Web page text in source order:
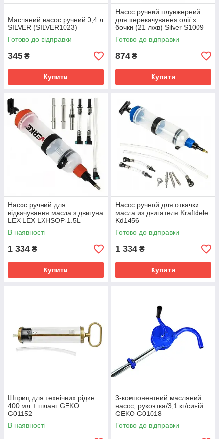
Масляний насос ручний 0,4 л
SILVER (SILVER1023)
Готово до відправки
345 ₴
Купити
Насос ручний плунжерний
для перекачування олії з
бочки (21 л/хв) Silver S1009
Готово до відправки
874 ₴
Купити
Насос ручний для
відкачування масла з двигуна
LEX LEX LXHSOP-1.5L
В наявності
1 334 ₴
Купити
Насос ручной для откачки
масла из двигателя Kraftdele
Kd1456
Готово до відправки
1 334 ₴
Купити
Шприц для технічних рідин
400 мл + шланг GEKO
G01152
В наявності
3-компонентний масляний
насос, рукоятка/3,1 кг/синій
GEKO G01018
Готово до відправки